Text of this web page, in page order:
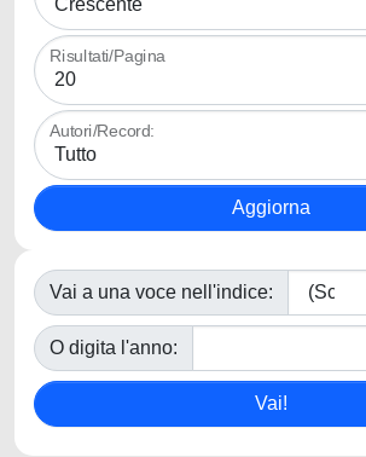
Risultati/Pagina
Autori/Record:
Vai a una voce nell'indice:
O digita l'anno: